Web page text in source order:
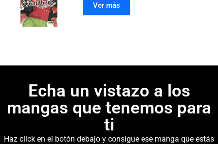
Ver más
Echa un vistazo a los
mangas que tenemos para
ti
Haz click en el botón debajo y consigue ese manga que estás